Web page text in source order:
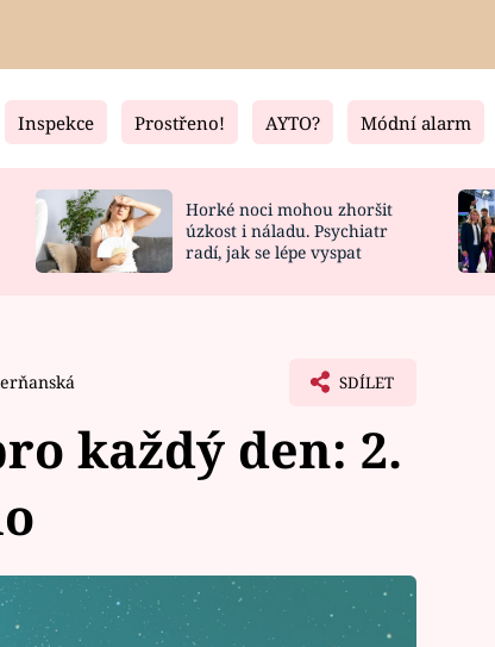
Fresh
NOVINKY
VIDEORECEPTY
Living
ZAHRADA
DESIGN
Inspekce Prostřeno! AYTO? Módní alarm
Horké noci mohou zhoršit
úzkost i náladu. Psychiatr
radí, jak se lépe vyspat
SDÍLET
každý den: 2.